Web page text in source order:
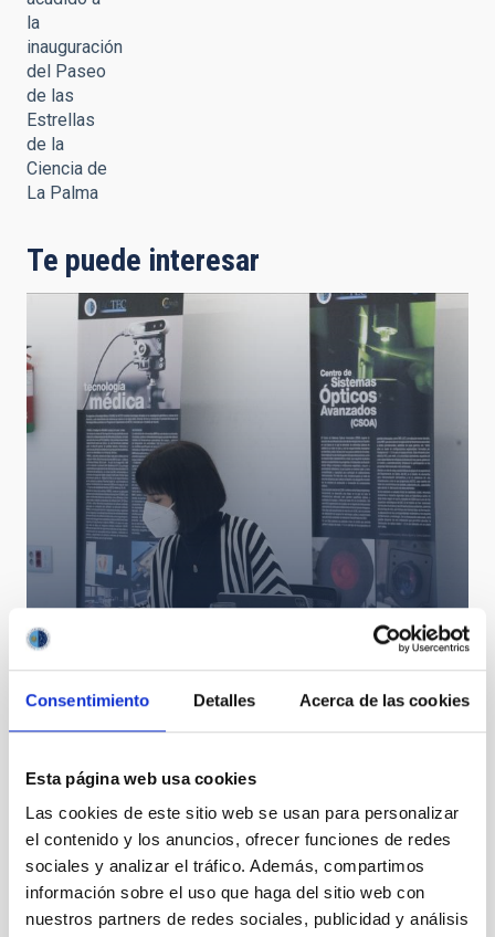
Consentimiento Detalles Acerca de las cookies
Esta página web usa cookies
Las cookies de este sitio web se usan para personalizar
el contenido y los anuncios, ofrecer funciones de redes
sociales y analizar el tráfico. Además, compartimos
información sobre el uso que haga del sitio web con
nuestros partners de redes sociales, publicidad y análisis
la
inauguración
del Paseo
de las
Estrellas
de la
Ciencia de
La Palma
Te puede interesar
Diana Morant preside el Consejo Rector del IAC